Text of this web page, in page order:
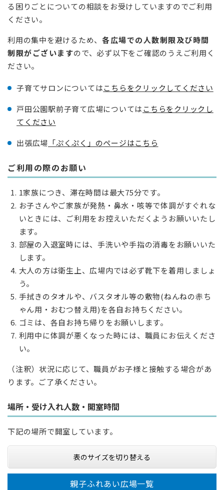
る困りごとについての相談をお受けしていますのでご利用
ください。
利用の集中を避けるため、 各広場での人数制限及び時間
制限がございますので、必ず以下をご確認のうえご利用く
ださい。
子育てサロンについてはこちらをクリックしてください
戸田公園駅前子育て広場についてはこちらをクリックし
てください
出張広場 「ぷくぷく」のページはこちら
ご利用の際のお願い
1家族につき、滞在時間は最大75分です。
お子さんやご家族が発熱・鼻水・咳等で体調がすぐれな
いときには、ご利用をお控えいただくようお願いいたし
ます。
部屋の入退室時には、手洗いや手指の消毒をお願いいた
します。
大人の方は衛生上、広場内では必ず靴下を着用しましょ
う。
手拭きのタオルや、バスタオル等の敷物(ねんねの赤ち
ゃん用・おむつ替え用)を各自お持ちください。
ゴミは、各自お持ち帰りをお願いします。
利用中に体調が悪くなった時には、職員にお伝えくださ
い。
（注釈）状況に応じて、職員がお子様と接触する場合があ
ります。ご了承ください。
場所・受け入れ人数・開室時間
下記の場所で開室しています。
表のサイズを切り替える
親子ふれあい広場一覧